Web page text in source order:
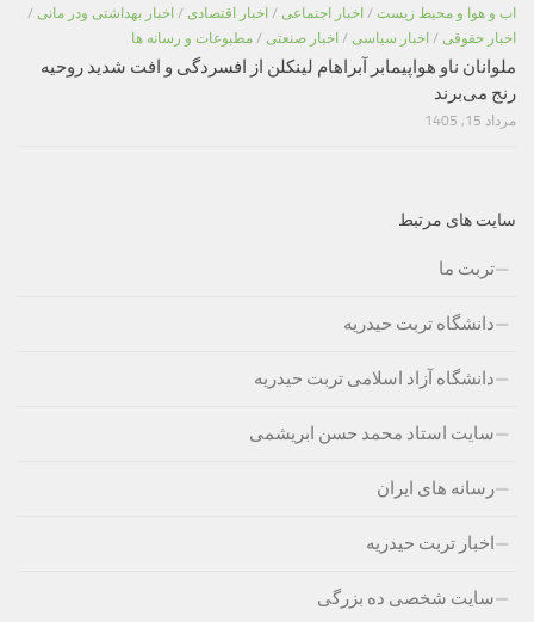
اب و هوا و محیط زیست / اخبار اجتماعی / اخبار اقتصادی / اخبار بهداشتی ودر مانی /
اخبار حقوقی / اخبار سیاسی / اخبار صنعتی / مطبوعات و رسانه ها
ملوانان ناو هواپیمابر آبراهام لینکلن از افسردگی و افت شدید روحیه
رنج می‌برند
مرداد 15, 1405
سایت های مرتبط
تربت ما
دانشگاه تربت حیدریه
دانشگاه آزاد اسلامی تربت حیدریه
سایت استاد محمد حسن ابریشمی
رسانه های ایران
اخبار تربت حیدریه
سایت شخصی ده بزرگی